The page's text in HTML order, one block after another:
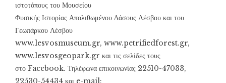
ιστοτόπους του Μουσείου
Φυσικής Ιστορίας Απολιθωμένου Δάσους Λέσβου και του
Γεωπάρκου Λέσβου
www.lesvosmuseum.gr, www.petrifiedforest.gr,
www.lesvosgeopark.gr και τις σελίδες τους
στο Facebook. Τηλέφωνα επικοινωνίας 22510-47033,
22530-54434 και e-mail: